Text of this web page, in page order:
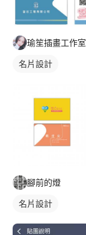
瑜笙插畫工作室
名片設計
腳前的燈
名片設計